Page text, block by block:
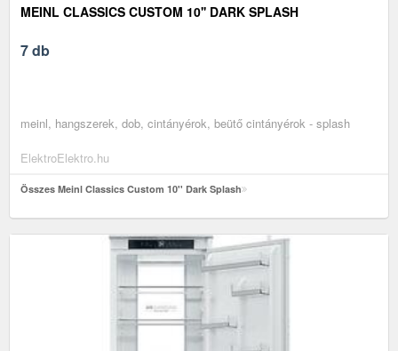
MEINL CLASSICS CUSTOM 10'' DARK SPLASH
7 db
meinl, hangszerek, dob, cintányérok, beütő cintányérok - splash
ElektroElektro.hu
Összes Meinl Classics Custom 10'' Dark Splash